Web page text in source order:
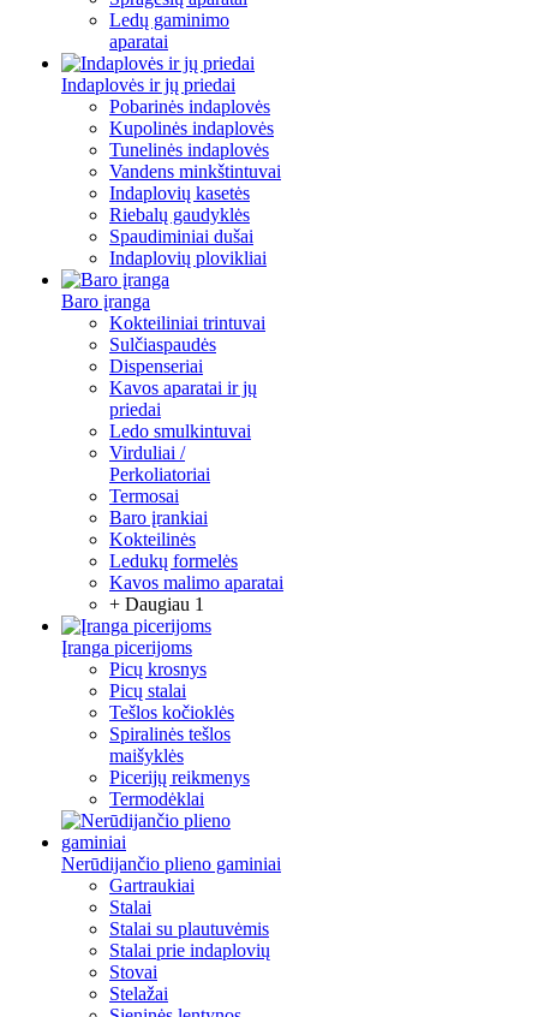
Ledų gaminimo
aparatai
Indaplovės ir jų priedai
Pobarinės indaplovės
Kupolinės indaplovės
Tunelinės indaplovės
Vandens minkštintuvai
Indaplovių kasetės
Riebalų gaudyklės
Spaudiminiai dušai
Indaplovių plovikliai
Baro įranga
Kokteiliniai trintuvai
Sulčiaspaudės
Dispenseriai
Kavos aparatai ir jų
priedai
Ledo smulkintuvai
Virduliai /
Perkoliatoriai
Termosai
Baro įrankiai
Kokteilinės
Ledukų formelės
Kavos malimo aparatai
+ Daugiau 1
Įranga picerijoms
Picų krosnys
Picų stalai
Tešlos kočioklės
Spiralinės tešlos
maišyklės
Picerijų reikmenys
Termodėklai
Nerūdijančio plieno gaminiai
Gartraukiai
Stalai
Stalai su plautuvėmis
Stalai prie indaplovių
Stovai
Stelažai